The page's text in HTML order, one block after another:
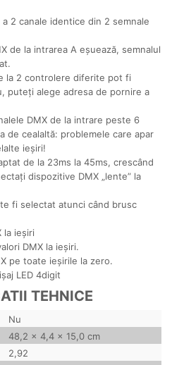
2 canale identice din 2 semnale
la intrarea A eșuează, semnalul
2 controlere diferite pot fi
puteți alege adresa de pornire a
DMX de la intrare peste 6
de cealaltă: problemele care apar
ieșiri!
de la 23ms la 45ms, crescând
dispozitive DMX „lente” la
fi selectat atunci când brusc
ieșiri
DMX la ieșiri.
pe toate ieșirile la zero.
LED 4digit
TEHNICE
Nu
48,2 x 4,4 x 15,0 cm
2,92